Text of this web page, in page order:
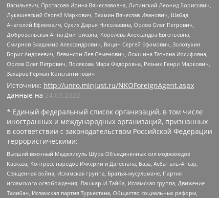
Васильевич, Протасова Ирина Вячеславовна, Литинский Леонид Борисович,
Лукашевский Сергей Маркович, Бахмин Вячеслав Иванович, Шабад
Анатолий Ефимович, Сухих Дарья Николаевна, Орлов Олег Петрович,
Добровольская Анна Дмитриевна, Королева Александра Евгеньевна,
Смирнов Владимир Александрович, Вицин Сергей Ефимович, Золотухин
Борис Андреевич, Левинсон Лев Семенович, Локшина Татьяна Иосифовна,
Орлов Олег Петрович, Полякова Мара Федоровна, Резник Генри Маркович,
Захаров Герман Константинович
Источник: http://unro.minjust.ru/NKOForeignAgent.aspx
данные на 24.03.2022
* Единый федеральный список организаций, в том числе
иностранных и международных организаций, признанных
в соответствии с законодательством Российской Федерации
террористическими:
Высший военный Маджлисуль Шура Объединенных сил моджахедов
Кавказа, Конгресс народов Ичкерии и Дагестана, База, Асбат аль-Ансар,
Священная война, Исламская группа, Братья-мусульмане, Партия
исламского освобождения, Лашкар-И-Тайба, Исламская группа, Движение
Талибан, Исламская партия Туркестана, Общество социальных реформ,